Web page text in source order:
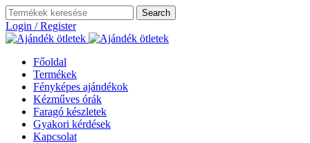
Search
Login / Register
Főoldal
Termékek
Fényképes ajándékok
Kézműves órák
Faragó készletek
Gyakori kérdések
Kapcsolat